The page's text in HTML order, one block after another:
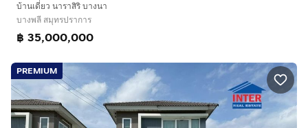
บ้านเดี่ยว นาราสิริ บางนา
บางพลี สมุทรปราการ
฿ 35,000,000
PREMIUM